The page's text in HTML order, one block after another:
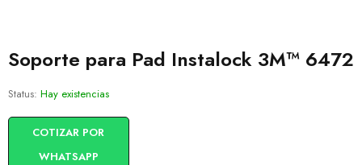
Soporte para Pad Instalock 3M™ 6472
Status: Hay existencias
COTIZAR POR
WHATSAPP